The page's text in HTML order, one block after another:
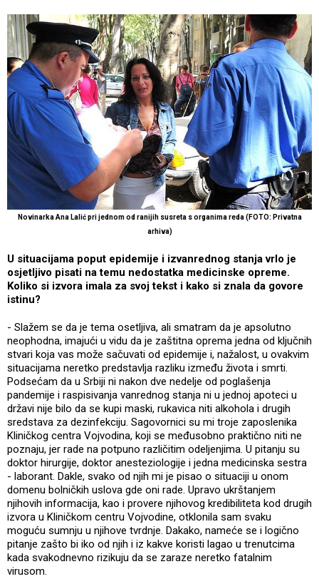
Novinarka Ana Lalić pri jednom od ranijih susreta s organima reda (FOTO: Privatna
arhiva)
U situacijama poput epidemije i izvanrednog stanja vrlo je
osjetljivo pisati na temu nedostatka medicinske opreme.
Koliko si izvora imala za svoj tekst i kako si znala da govore
istinu?
- Slažem se da je tema osetljiva, ali smatram da je apsolutno
neophodna, imajući u vidu da je zaštitna oprema jedna od ključnih
stvari koja vas može sačuvati od epidemije i, nažalost, u ovakvim
situacijama neretko predstavlja razliku između života i smrti.
Podsećam da u Srbiji ni nakon dve nedelje od poglašenja
pandemije i raspisivanja vanrednog stanja ni u jednoj apoteci u
državi nije bilo da se kupi maski, rukavica niti alkohola i drugih
sredstava za dezinfekciju. Sagovornici su mi troje zaposlenika
Kliničkog centra Vojvodina, koji se međusobno praktično niti ne
poznaju, jer rade na potpuno različitim odeljenjima. U pitanju su
doktor hirurgije, doktor anesteziologije i jedna medicinska sestra
- laborant. Dakle, svako od njih mi je pisao o situaciji u onom
domenu bolničkih uslova gde oni rade. Upravo ukrštanjem
njihovih informacija, kao i provere njihovog kredibiliteta kod drugih
izvora u Kliničkom centru Vojvodine, otklonila sam svaku
moguću sumnju u njihove tvrdnje. Dakako, nameće se i logično
pitanje zašto bi iko od njih i iz kakve koristi lagao u trenutcima
kada svakodnevno rizikuju da se zaraze neretko fatalnim
virusom.